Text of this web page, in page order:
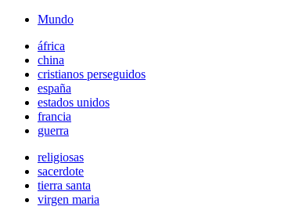
Mundo
áfrica
china
cristianos perseguidos
españa
estados unidos
francia
guerra
religiosas
sacerdote
tierra santa
virgen maria